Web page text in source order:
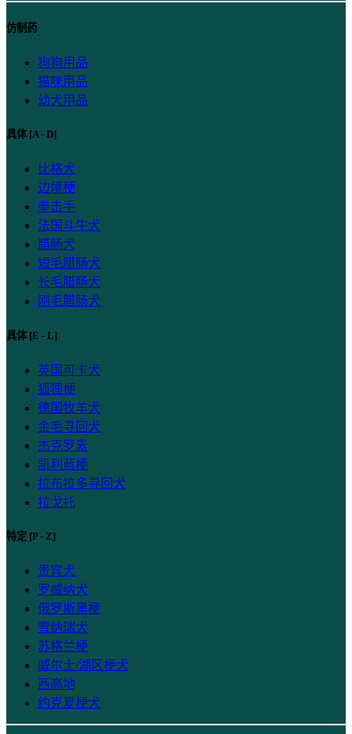
仿制药
狗狗用品
猫咪用品
幼犬用品
具体 [A - D]
比格犬
边境梗
拳击手
法国斗牛犬
腊肠犬
短毛腊肠犬
长毛腊肠犬
刚毛腊肠犬
具体 [E - L]
英国可卡犬
狐狸梗
德国牧羊犬
金毛寻回犬
杰克罗素
凯利蓝梗
拉布拉多寻回犬
拉戈托
特定 [P - Z]
贵宾犬
罗威纳犬
俄罗斯黑梗
雪纳瑞犬
苏格兰梗
威尔士/湖区梗犬
西高地
约克夏梗犬